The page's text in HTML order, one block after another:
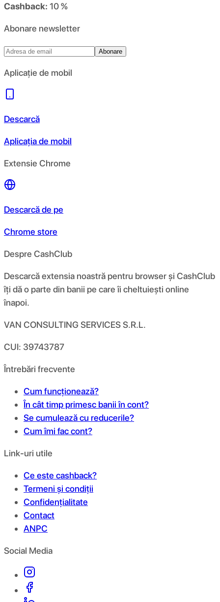
Cashback: 10 %
Abonare newsletter
Abonare
Aplicație de mobil
Descarcă
Aplicația de mobil
Extensie Chrome
Descarcă de pe
Chrome store
Despre CashClub
Descarcă extensia noastră pentru browser și CashClub
îți dă o parte din banii pe care îi cheltuiești online
înapoi.
VAN CONSULTING SERVICES S.R.L.
CUI: 39743787
Întrebări frecvente
Cum funcționează?
În cât timp primesc banii în cont?
Se cumulează cu reducerile?
Cum îmi fac cont?
Link-uri utile
Ce este cashback?
Termeni și condiții
Confidențialitate
Contact
ANPC
Social Media